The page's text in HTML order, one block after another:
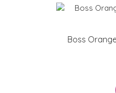
Boss